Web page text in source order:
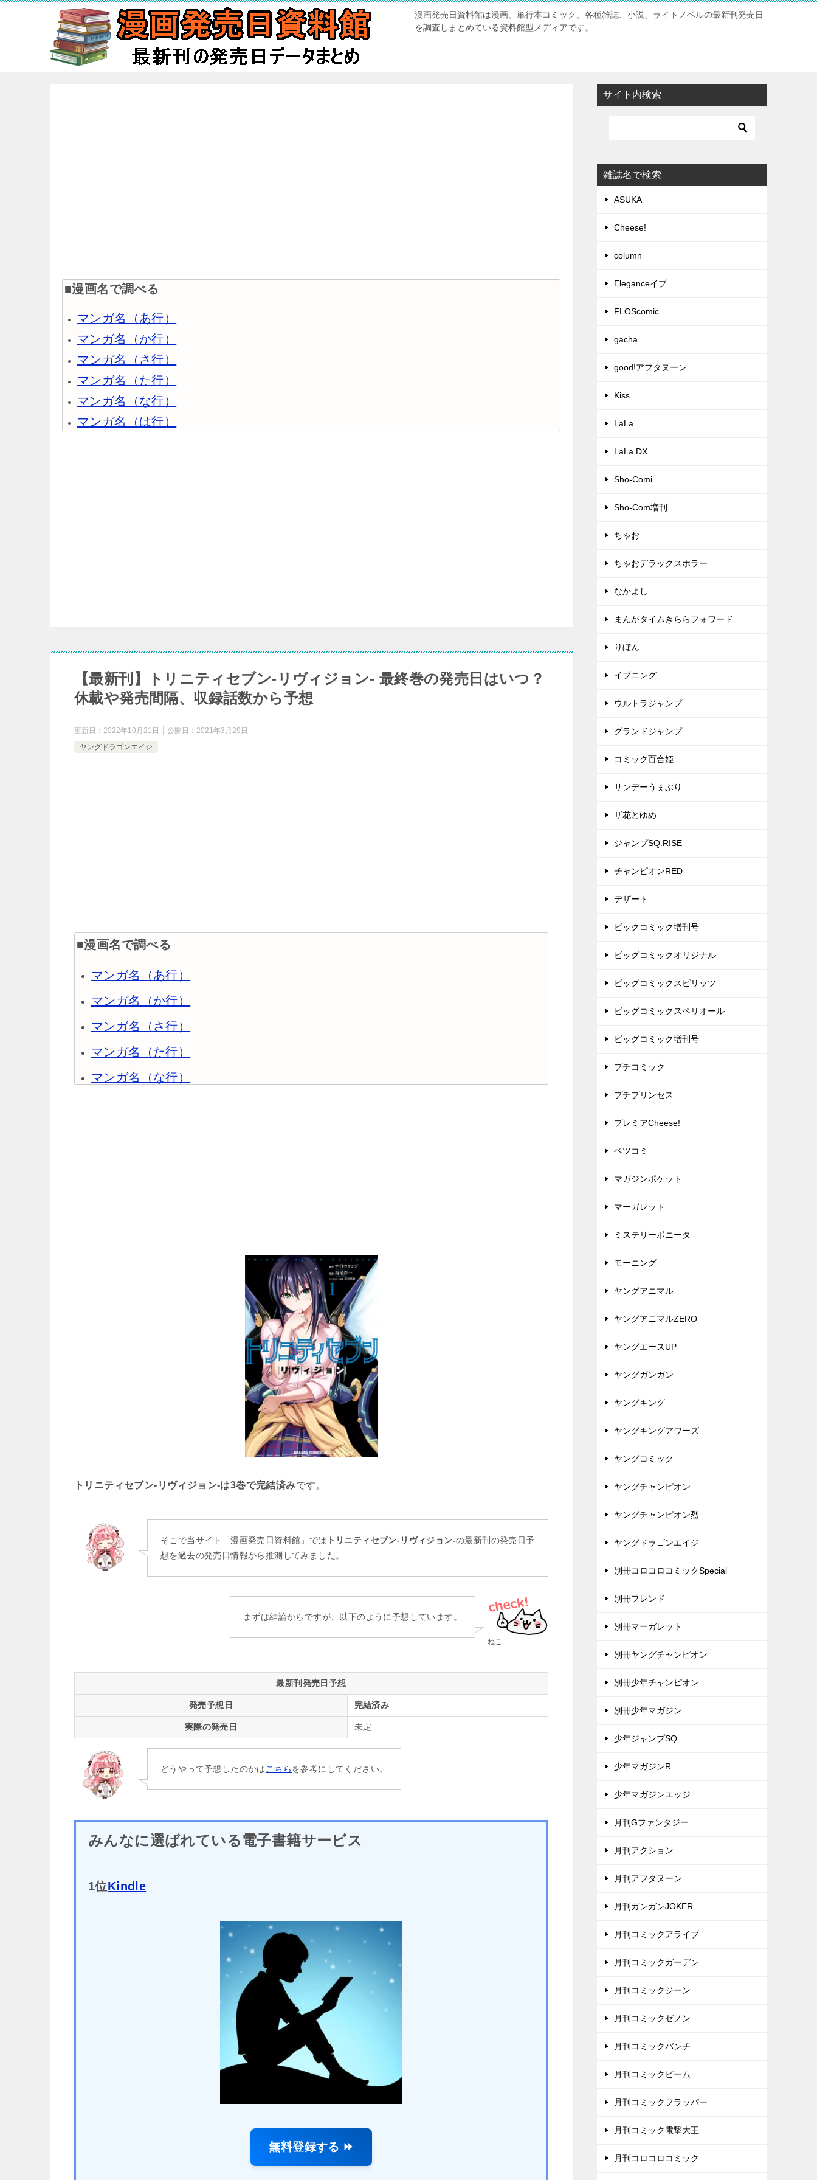
漫画発売日資料館は漫画、単行本コミック、各種雑誌、小説、ライトノベルの最新刊発売日
を調査しまとめている資料館型メディアです。
■漫画名で調べる
マンガ名（あ行）
マンガ名（か行）
マンガ名（さ行）
マンガ名（た行）
マンガ名（な行）
マンガ名（は行）
【最新刊】トリニティセブン‐リヴィジョン‐ 最終巻の発売日はいつ？
休載や発売間隔、収録話数から予想
更新日： 2022年10月21日 公開日： 2021年3月29日
ヤングドラゴンエイジ
■漫画名で調べる
マンガ名（あ行）
マンガ名（か行）
マンガ名（さ行）
マンガ名（た行）
マンガ名（な行）
トリニティセブン‐リヴィジョン‐は3巻で完結済みです。
そこで当サイト「漫画発売日資料館」では トリニティセブン‐リヴィジョン‐の最新刊の発売日予
想を過去の発売日情報から推測してみました。
ねこ
まずは結論からですが、以下のように予想しています。
最新刊発売日予想
発売予想日 完結済み
実際の発売日 未定
どうやって予想したのかは こちらを参考にしてください。
みんなに選ばれている電子書籍サービス
1位Kindle
無料登録する ⏩
サイト内検索
雑誌名で検索
ASUKA
Cheese!
column
Eleganceイブ
FLOScomic
gacha
good!アフタヌーン
Kiss
LaLa
LaLa DX
Sho-Comi
Sho-Com増刊
ちゃお
ちゃおデラックスホラー
なかよし
まんがタイムきららフォワード
りぼん
イブニング
ウルトラジャンプ
グランドジャンプ
コミック百合姫
サンデーうぇぶり
ザ花とゆめ
ジャンプSQ.RISE
チャンピオンRED
デザート
ビックコミック増刊号
ビッグコミックオリジナル
ビッグコミックスピリッツ
ビッグコミックスペリオール
ビッグコミック増刊号
プチコミック
プチプリンセス
プレミアCheese!
ベツコミ
マガジンポケット
マーガレット
ミステリーボニータ
モーニング
ヤングアニマル
ヤングアニマルZERO
ヤングエースUP
ヤングガンガン
ヤングキング
ヤングキングアワーズ
ヤングコミック
ヤングチャンピオン
ヤングチャンピオン烈
ヤングドラゴンエイジ
別冊コロコロコミックSpecial
別冊フレンド
別冊マーガレット
別冊ヤングチャンピオン
別冊少年チャンピオン
別冊少年マガジン
少年ジャンプSQ
少年マガジンR
少年マガジンエッジ
月刊Gファンタジー
月刊アクション
月刊アフタヌーン
月刊ガンガンJOKER
月刊コミックアライブ
月刊コミックガーデン
月刊コミックジーン
月刊コミックゼノン
月刊コミックバンチ
月刊コミックビーム
月刊コミックフラッパー
月刊コミック電撃大王
月刊コロコロコミック